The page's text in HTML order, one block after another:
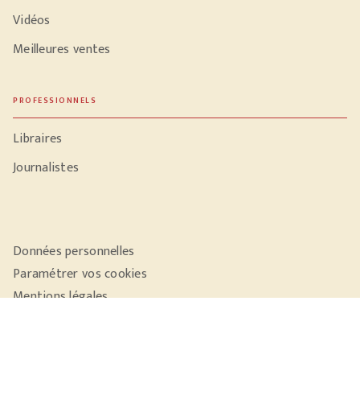
Vidéos
Meilleures ventes
PROFESSIONNELS
Libraires
Journalistes
Données personnelles
Paramétrer vos cookies
Mentions légales